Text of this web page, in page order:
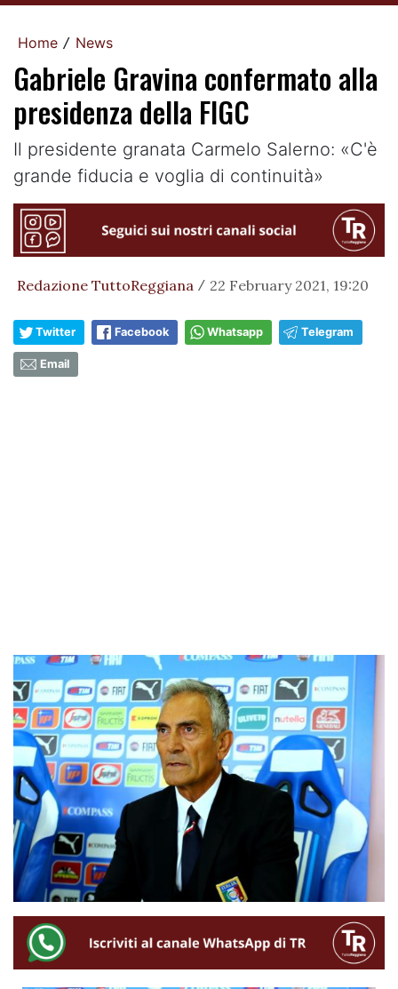
Home / News
Gabriele Gravina confermato alla
presidenza della FIGC
Il presidente granata Carmelo Salerno: «C'è
grande fiducia e voglia di continuità»
Redazione TuttoReggiana / 22 February 2021, 19:20
Twitter Facebook Whatsapp Telegram
Email